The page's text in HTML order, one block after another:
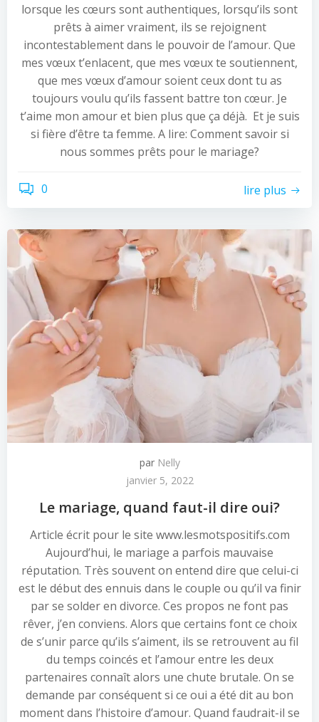
lorsque les cœurs sont authentiques, lorsqu’ils sont
prêts à aimer vraiment, ils se rejoignent
incontestablement dans le pouvoir de l’amour. Que
mes vœux t’enlacent, que mes vœux te soutiennent,
que mes vœux d’amour soient ceux dont tu as
toujours voulu qu’ils fassent battre ton cœur. Je
t’aime mon amour et bien plus que ça déjà. Et je suis
si fière d’être ta femme. A lire: Comment savoir si
nous sommes prêts pour le mariage?
0 lire plus
par Nelly
janvier 5, 2022
Le mariage, quand faut-il dire oui?
Article écrit pour le site www.lesmotspositifs.com
Aujourd’hui, le mariage a parfois mauvaise
réputation. Très souvent on entend dire que celui-ci
est le début des ennuis dans le couple ou qu’il va finir
par se solder en divorce. Ces propos ne font pas
rêver, j’en conviens. Alors que certains font ce choix
de s’unir parce qu’ils s’aiment, ils se retrouvent au fil
du temps coincés et l’amour entre les deux
partenaires connaît alors une chute brutale. On se
demande par conséquent si ce oui a été dit au bon
moment dans l’histoire d’amour. Quand faudrait-il se